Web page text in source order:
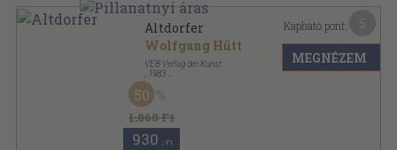
Altdorfer
Wolfgang Hütt
VEB Verlag der Kunst
1983
Tűzött kötés
Maler und Werk sorozat
1.860 Ft
50
930 ,-Ft
Kapható pont:
MEGNÉZEM